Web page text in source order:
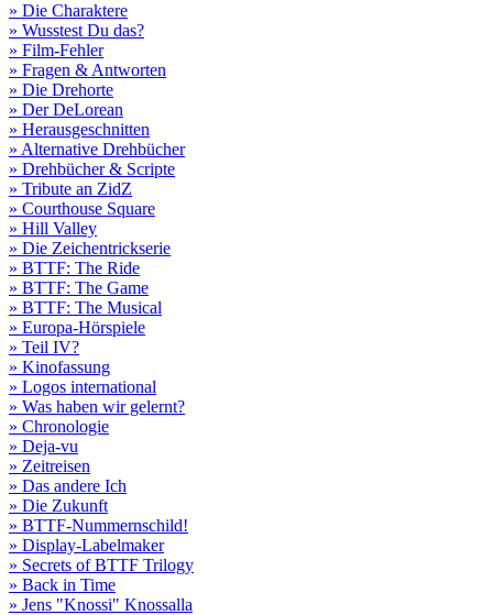
» Die Charaktere
» Wusstest Du das?
» Film-Fehler
» Fragen & Antworten
» Die Drehorte
» Der DeLorean
» Herausgeschnitten
» Alternative Drehbücher
» Drehbücher & Scripte
» Tribute an ZidZ
» Courthouse Square
» Hill Valley
» Die Zeichentrickserie
» BTTF: The Ride
» BTTF: The Game
» BTTF: The Musical
» Europa-Hörspiele
» Teil IV?
» Kinofassung
» Logos international
» Was haben wir gelernt?
» Chronologie
» Deja-vu
» Zeitreisen
» Das andere Ich
» Die Zukunft
» BTTF-Nummernschild!
» Display-Labelmaker
» Secrets of BTTF Trilogy
» Back in Time
» Jens "Knossi" Knossalla